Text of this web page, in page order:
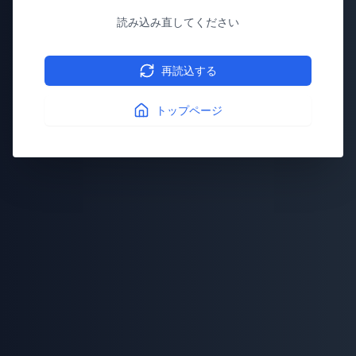
読み込み直してください
再読込する
トップページ